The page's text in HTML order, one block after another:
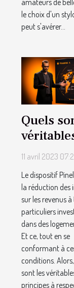
le choix d'un
peut s'avérer...
Quels
principes
Pinel ?
11 avril 2023
Le dispositif
la réduction des
sur les revenus
particuliers
dans des
Et ce, tout en se
conformant à
conditions.
sont les
principes à